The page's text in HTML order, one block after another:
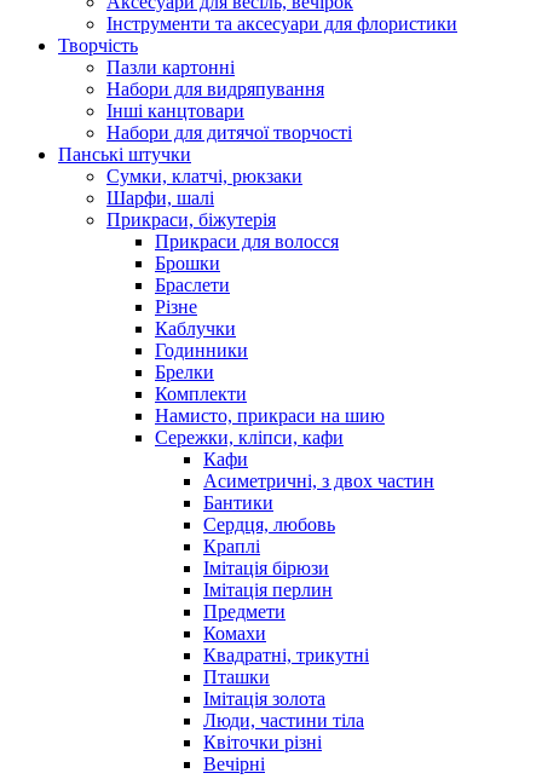
Інструменти та аксесуари для флористики
Творчість
Пазли картонні
Набори для видряпування
Інші канцтовари
Набори для дитячої творчості
Панські штучки
Сумки, клатчі, рюкзаки
Шарфи, шалі
Прикраси, біжутерія
Прикраси для волосся
Брошки
Браслети
Різне
Каблучки
Годинники
Брелки
Комплекти
Намисто, прикраси на шию
Сережки, кліпси, кафи
Кафи
Асиметричні, з двох частин
Бантики
Сердця, любовь
Краплі
Імітація бірюзи
Імітація перлин
Предмети
Комахи
Квадратні, трикутні
Пташки
Імітація золота
Люди, частини тіла
Квіточки різні
Вечірні